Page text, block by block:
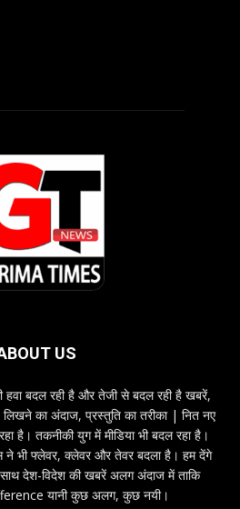
US
बदल रही है और तेजी से बदल रही है खबरें,
का अंदाज, प्रस्तुति का तरीका | नित नए
है। तकनीकी युग में मीडिया भी बदल रहा है।
ने भी फ्लेवर, क्लेवर और तेवर बदला है। हम देंगे
देश-विदेश की खबरें अलग अंदाज में ताकि
यानी कुछ अलग, कुछ नयी।